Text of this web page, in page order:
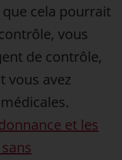
cela pourrait
vous
de contrôle,
vous avez
et les